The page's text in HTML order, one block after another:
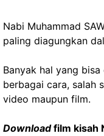
Nabi Muhammad
paling diagungkan
Banyak hal yang
berbagai cara, salah
video maupun film.
Downloadfilm kisah